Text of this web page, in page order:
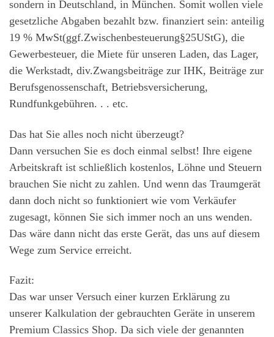
sondern in Deutschland, in München. Somit wollen viele
gesetzliche Abgaben bezahlt bzw. finanziert sein: anteilig
19 % MwSt(ggf.Zwischenbesteuerung§25UStG), die
Gewerbesteuer, die Miete für unseren Laden, das Lager,
die Werkstadt, div.Zwangsbeiträge zur IHK, Beiträge zur
Berufsgenossenschaft, Betriebsversicherung,
Rundfunkgebühren. . . etc.
Das hat Sie alles noch nicht überzeugt?
Dann versuchen Sie es doch einmal selbst! Ihre eigene
Arbeitskraft ist schließlich kostenlos, Löhne und Steuern
brauchen Sie nicht zu zahlen. Und wenn das Traumgerät
dann doch nicht so funktioniert wie vom Verkäufer
zugesagt, können Sie sich immer noch an uns wenden.
Das wäre dann nicht das erste Gerät, das uns auf diesem
Wege zum Service erreicht.
Fazit:
Das war unser Versuch einer kurzen Erklärung zu
unserer Kalkulation der gebrauchten Geräte in unserem
Premium Classics Shop. Da sich viele der genannten